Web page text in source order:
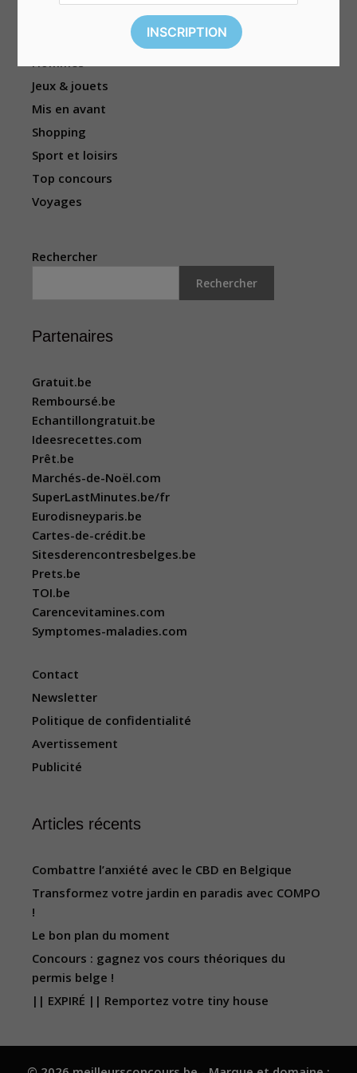
Hommes
Jeux & jouets
Mis en avant
Shopping
Sport et loisirs
Top concours
Voyages
Rechercher
Rechercher
Partenaires
Gratuit.be
Remboursé.be
Echantillongratuit.be
Ideesrecettes.com
Prêt.be
Marchés-de-Noël.com
SuperLastMinutes.be/fr
Eurodisneyparis.be
Cartes-de-crédit.be
Sitesderencontresbelges.be
Prets.be
TOI.be
Carencevitamines.com
Symptomes-maladies.com
Contact
Newsletter
Politique de confidentialité
Avertissement
Publicité
Articles récents
Combattre l’anxiété avec le CBD en Belgique
Transformez votre jardin en paradis avec COMPO
!
Le bon plan du moment
Concours : gagnez vos cours théoriques du
permis belge !
|| EXPIRÉ || Remportez votre tiny house